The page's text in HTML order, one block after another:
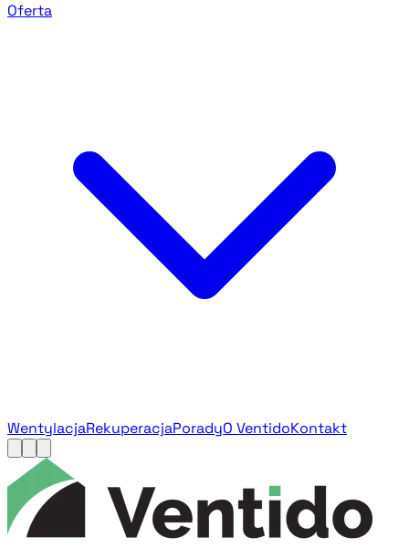
Oferta
WentylacjaRekuperacjaPoradyO VentidoKontakt